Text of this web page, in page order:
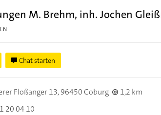
M. Brehm, inh. Jochen
Chat starten
Floßanger 13,96450 Coburg
1,2 km
20 04 10